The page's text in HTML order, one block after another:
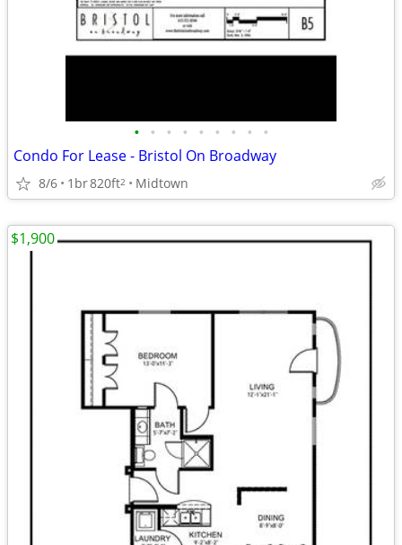
• • • • • • • • •
Condo For Lease - Bristol On Broadway
8/6 1br820ft2 Midtown
$1,900